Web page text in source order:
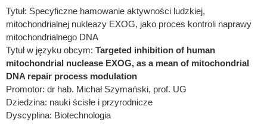
Tytuł: Specyficzne hamowanie aktywności ludzkiej,
mitochondrialnej nukleazy EXOG, jako proces kontroli naprawy
mitochondrialnego DNA
Tytuł w języku obcym: Targeted inhibition of human
mitochondrial nuclease EXOG, as a mean of mitochondrial
DNA repair process modulation
Promotor: dr hab. Michał Szymański, prof. UG
Dziedzina: nauki ścisłe i przyrodnicze
Dyscyplina: Biotechnologia